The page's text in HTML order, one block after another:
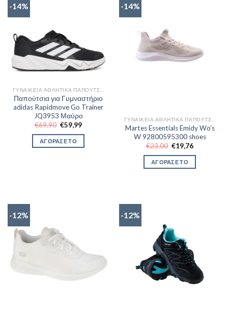
-14%
Παπούτσια για Γυμναστήριο
adidas Rapidmove Go Trainer
JQ3953 Μαύρο
€69,90 Original
price
was:
€69,90.
€59,99Η
τιμή
ΑΓΟΡΑΣΕ ΤΟ
-14%
Martes Essentials Emidy Wo’s
W 92800595300 shoes
€23,00 Original
price
was:
€23,00.
€19,76Η
τιμή
ΑΓΟΡΑΣΕ ΤΟ
-12% -12%